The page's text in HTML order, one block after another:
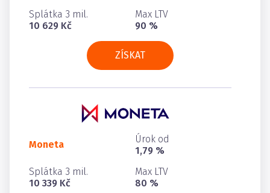
Splátka 3 mil.
10 629 Kč
Max LTV
90 %
ZÍSKAT
Moneta
Úrok od
1,79 %
Splátka 3 mil.
10 339 Kč
Max LTV
80 %